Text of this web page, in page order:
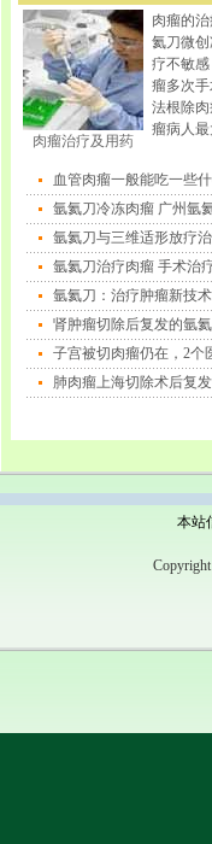
肉瘤治疗及用药
肉瘤的
氦刀微
疗不敏
瘤多次
法根除
瘤病人
血管肉瘤一般能吃一些
氩氦刀冷冻肉瘤 广州氩
氩氦刀与三维适形放疗
氩氦刀治疗肉瘤 手术治
氩氦刀：治疗肿瘤新技术
肾肿瘤切除后复发的氩
子宫被切肉瘤仍在，2个
肺肉瘤上海切除术后复
本站